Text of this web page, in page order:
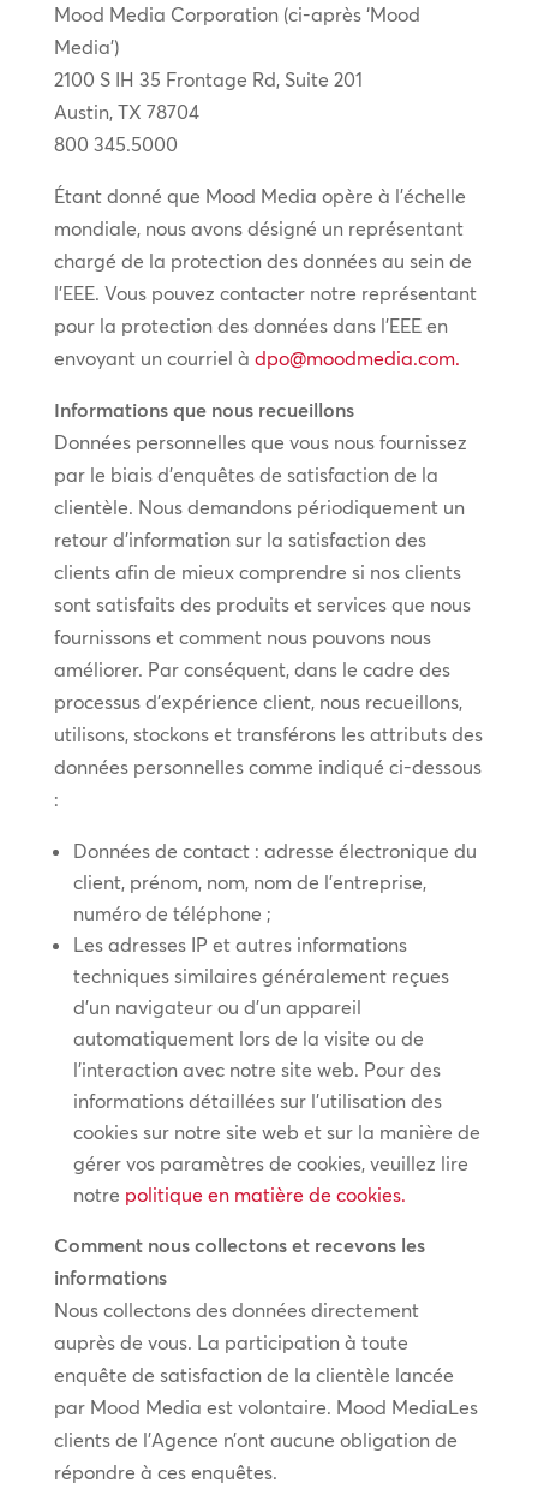
Mood Media Corporation (ci-après ‘Mood
Media’)
2100 S IH 35 Frontage Rd, Suite 201
Austin, TX 78704
800 345.5000
Étant donné que Mood Media opère à l’échelle
mondiale, nous avons désigné un représentant
chargé de la protection des données au sein de
l’EEE. Vous pouvez contacter notre représentant
pour la protection des données dans l’EEE en
envoyant un courriel à dpo@moodmedia.com.
Informations que nous recueillons
Données personnelles que vous nous fournissez
par le biais d’enquêtes de satisfaction de la
clientèle. Nous demandons périodiquement un
retour d’information sur la satisfaction des
clients afin de mieux comprendre si nos clients
sont satisfaits des produits et services que nous
fournissons et comment nous pouvons nous
améliorer. Par conséquent, dans le cadre des
processus d’expérience client, nous recueillons,
utilisons, stockons et transférons les attributs des
données personnelles comme indiqué ci-dessous
:
Données de contact : adresse électronique du
client, prénom, nom, nom de l’entreprise,
numéro de téléphone ;
Les adresses IP et autres informations
techniques similaires généralement reçues
d’un navigateur ou d’un appareil
automatiquement lors de la visite ou de
l’interaction avec notre site web. Pour des
informations détaillées sur l’utilisation des
cookies sur notre site web et sur la manière de
gérer vos paramètres de cookies, veuillez lire
notre politique en matière de cookies.
Comment nous collectons et recevons les
informations
Nous collectons des données directement
auprès de vous. La participation à toute
enquête de satisfaction de la clientèle lancée
par Mood Media est volontaire. Mood MediaLes
clients de l’Agence n’ont aucune obligation de
répondre à ces enquêtes.